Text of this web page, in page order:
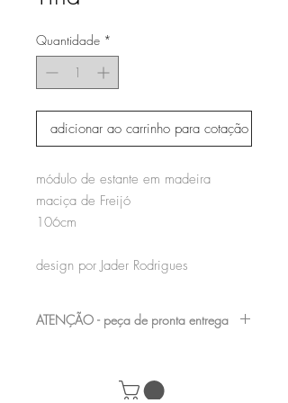
Quantidade *
adicionar ao carrinho para cotação
módulo de estante em madeira
maciça de Freijó
106cm
design por Jader Rodrigues
ATENÇÃO - peça de pronta entrega
mostruário de loja, consulte nossa equipe e